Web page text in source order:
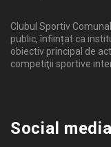
Clubul Sportiv
public, înființat ca
obiectiv principal de
competiţii sportive
Social media